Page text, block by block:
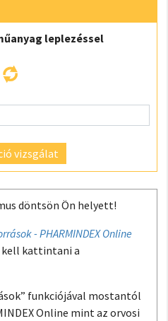
leplezéssel
vizsgálat
döntsön Ön helyett!
- PHARMINDEX Online
kell kattintani a
funkciójával mostantól
Online mint az orvosi